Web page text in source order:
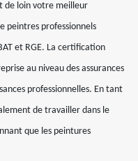
de loin votre meilleur
peintres professionnels
et RGE. La certification
au niveau des assurances
professionnelles. En tant
de travailler dans le
que les peintures